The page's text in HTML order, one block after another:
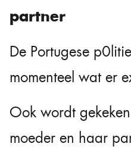
partner
De Portugese
momenteel wat er
Ook wordt
moeder en haar